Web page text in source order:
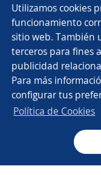
Utilizamos cookies
funcionamiento
sitio web. También
terceros para fines
publicidad
Para más
configurar tus
Política de Cookies
Buscar
Operadores/as
Supervisor/a de
Administrativo ventas
Promotor/a de
Agente de ventas de
CT App